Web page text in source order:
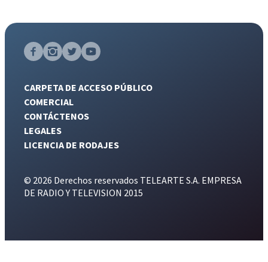
CARPETA DE ACCESO PÚBLICO
COMERCIAL
CONTÁCTENOS
LEGALES
LICENCIA DE RODAJES
© 2026 Derechos reservados TELEARTE S.A. EMPRESA
DE RADIO Y TELEVISION 2015